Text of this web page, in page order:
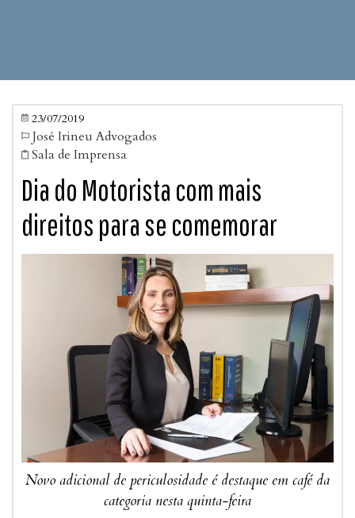
 23/07/2019
 José Irineu Advogados
 Sala de Imprensa
Dia do Motorista com mais
direitos para se comemorar
Novo adicional de periculosidade é destaque em café da
categoria nesta quinta-feira